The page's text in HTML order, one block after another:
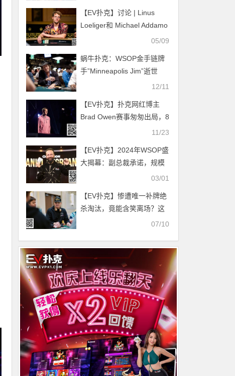
【EV扑克】讨论 | Linus
Loeliger和 Michael Addamo
在高额桌游戏中发生冲突05/09
蜗牛扑克：WSOP金手链牌
手”Minneapolis Jim”逝世
12/11
【EV扑克】扑克网红博主
Brad Owen赛事匆匆出局，8
个月儿子突发癫痫差点有生
11/23
【EV扑克】2024年WSOP盛
大揭幕：副总裁承诺，规模
空前，破纪录之旅即将开03/01
【EV扑克】惨遭唯一补牌绝
杀淘汰，竟能含笑离场？这
不像Hellmuth啊 | 主赛Day3
07/10